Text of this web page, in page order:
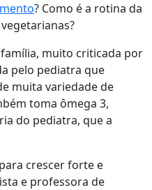
? Como é a rotina da
muito criticada por
pelo pediatra que
muita variedade de
toma ômega 3,
do pediatra, que a
crescer forte e
e professora de